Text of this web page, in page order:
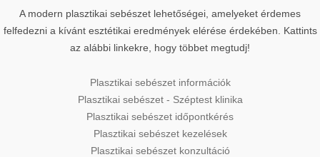
A modern plasztikai sebészet lehetőségei, amelyeket érdemes
felfedezni a kívánt esztétikai eredmények elérése érdekében. Kattints
az alábbi linkekre, hogy többet megtudj!
Plasztikai sebészet információk
Plasztikai sebészet - Széptest klinika
Plasztikai sebészet időpontkérés
Plasztikai sebészet kezelések
Plasztikai sebészet konzultáció